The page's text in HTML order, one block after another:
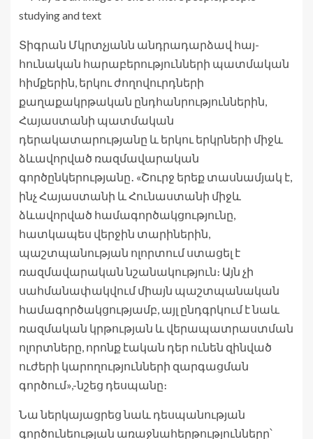
Տիգրան Մկրտչյանն անդրադարձավ հայ-
հունական հարաբերությունների պատմական
հիմքերին, երկու ժողովուրդների
քաղաքակրթական ընդհանրություններին,
Հայաստանի պատմական
դերակատարությանը և երկու երկրների միջև
ձևավորված ռազմավարական
գործընկերությանը․ «Շուրջ երեք տասնամյակ է,
ինչ Հայաստանի և Հունաստանի միջև
ձևավորված համագործակցությունը,
հատկապես վերջին տարիներին,
պաշտպանության ոլորտում ստացել է
ռազմավարական նշանակություն։ Այն չի
սահմանափակվում միայն պաշտպանական
համագործակցությամբ, այլ ընդգրկում է նաև
ռազմական կրթության և վերապատրաստման
ոլորտները, որոնք էական դեր ունեն զինված
ուժերի կարողությունների զարգացման
գործում»,-նշեց դեսպանը։
Նա ներկայացրեց նաև դեսպանության
գործունեության առաջնահերթությունները՝